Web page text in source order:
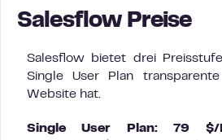
Salesflow Preise
Salesflow bietet drei
Single User Plan
Website hat.
Single User Plan: 79 $/